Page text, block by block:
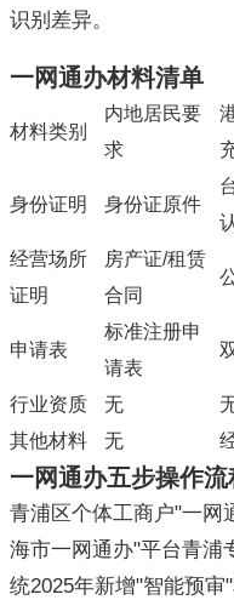
识别差异。
一网通办材料清单
材料类别
内地居民要
求
身份证明 身份证原件
经营场所
证明
房产证/租赁
合同
申请表
标准注册申
请表
行业资质
无
其他材料
无
一网通办五步操作流
青浦区个体工商户"一网
海市一网通办"平台青浦
统2025年新增"智能预